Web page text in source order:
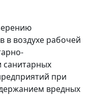
в воздухе рабочей
санитарных
при
вредных